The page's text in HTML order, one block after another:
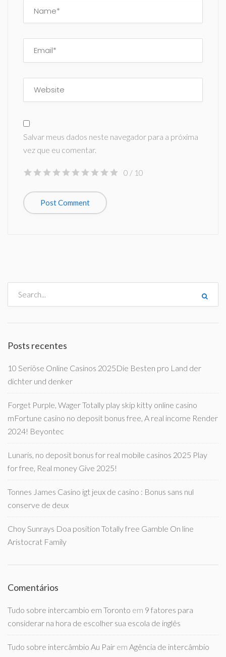
Salvar meus dados neste navegador para a próxima
vez que eu comentar.
0 / 10
Posts recentes
10 Seriöse Online Casinos 2025Die Besten pro Land der
dichter und denker
Forget Purple, Wager Totally play skip kitty online casino
mFortune casino no deposit bonus free, A real income Render
2024! Beyontec
Lunaris, no deposit bonus for real mobile casinos 2025 Play
for free, Real money Give 2025!
Tonnes James Casino igt jeux de casino : Bonus sans nul
conserve de deux
Choy Sunrays Doa position Totally free Gamble On line
Aristocrat Family
Comentários
Tudo sobre intercambio em Toronto em 9 fatores para
considerar na hora de escolher sua escola de inglês
Tudo sobre intercâmbio Au Pair em Agência de intercâmbio